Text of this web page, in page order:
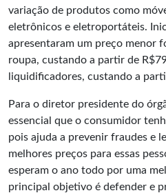
variação de produtos como
eletrônicos e eletroportáteis.
apresentaram um preço menor
roupa, custando a partir de
liquidificadores, custando a
Para o diretor presidente do
essencial que o consumidor
pois ajuda a prevenir fraudes e
melhores preços para essas
esperam o ano todo por uma
principal objetivo é defender e